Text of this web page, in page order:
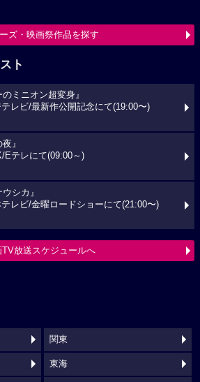
ズ・映画祭作品を探す
ト
のミニオン超変身』
レビ/最新作公開記念にて(19:00〜)
』
Eテレにて(09:00～)
シカ』
レビ/金曜ロードショーにて(21:00〜)
TV放送スケジュールへ
関東
東海